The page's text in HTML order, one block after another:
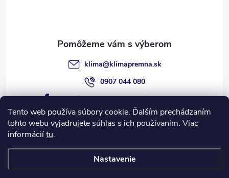
Tento web používa súbory cookie. Ďalším prechádzaním
tohto webu vyjadrujete súhlas s ich používaním. Viac
informáciítu.
Nastavenie
i
e
klima@klimapremna.sk
0907 044 080
https://www.facebook.com/klimapremna